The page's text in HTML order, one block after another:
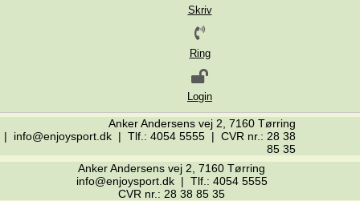
Skriv
Ring
Login
Anker Andersens vej 2, 7160 Tørring
| info@enjoysport.dk | Tlf.: 4054 5555 | CVR nr.: 28 38
85 35
Anker Andersens vej 2, 7160 Tørring
info@enjoysport.dk | Tlf.: 4054 5555
CVR nr.: 28 38 85 35